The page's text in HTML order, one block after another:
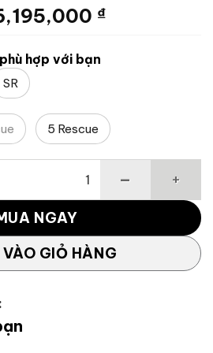
₫.
₫Giá
hợp với bạn
SR
5 Rescue
Max Lite TaylorMade số lượng
GIỎ HÀNG
NGAY